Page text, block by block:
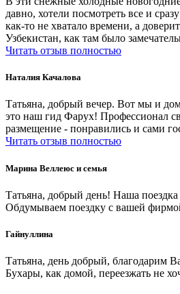
давно, хотели посмотреть все и
как-то не хватало времени, а
Узбекистан, как там было
Читать отзыв полностью
Наталия Качалова
Татьяна, добрый вечер. Вот мы и
это наш гид Фарух! Профессионал
размещение - понравились и сами
Читать отзыв полностью
Марина Веллеюс и семья
Татьяна, добрый день! Наша
Обдумываем поездку с вашей
Гайнуллина
Татьяна, день добрый, благодарим
Бухары, как домой, переезжать не